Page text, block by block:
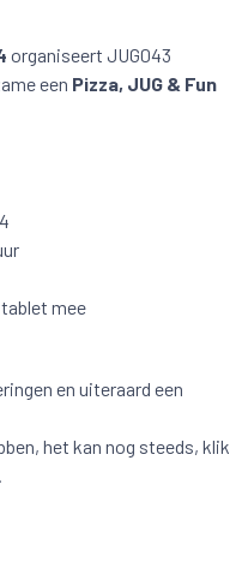
organiseert JUG043
een Pizza, JUG & Fun
mee
en uiteraard een
het kan nog steeds, klik